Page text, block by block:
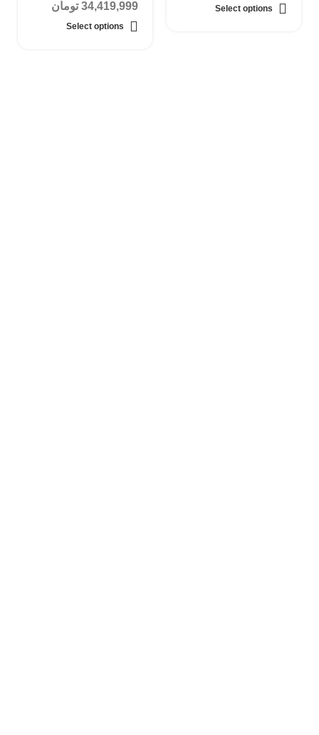
Select options
34,419,999 تومان
Select options